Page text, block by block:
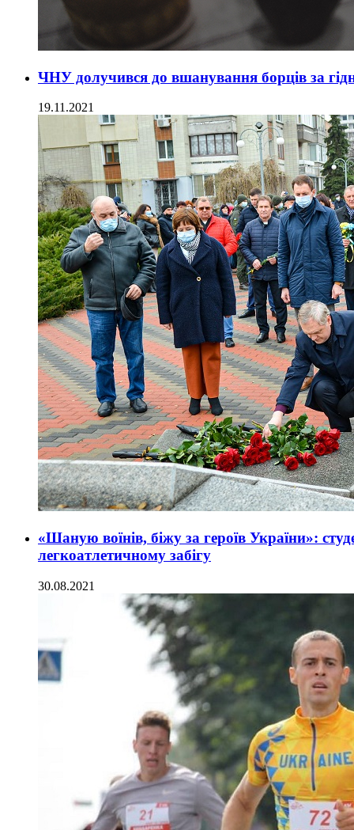
ЧНУ долучився до вшанування борців за
19.11.2021
«Шаную воїнів, біжу за героїв України»:
легкоатлетичному забігу
30.08.2021